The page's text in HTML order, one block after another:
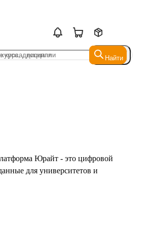
Найти
Найти
Юрайт - это цифровой
для университетов и